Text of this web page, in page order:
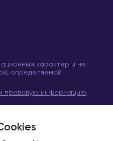
характер и не
определяемой
и правовую информацию
Медикус». 2011-2024